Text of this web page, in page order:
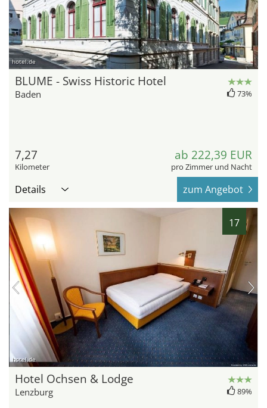
hotel.de
BLUME - Swiss Historic Hotel
Baden 73%
7,27
Kilometer
ab 222,39 EUR
pro Zimmer und Nacht
Details zum Angebot
17
hotel.de
Hotel Ochsen & Lodge
Lenzburg 89%